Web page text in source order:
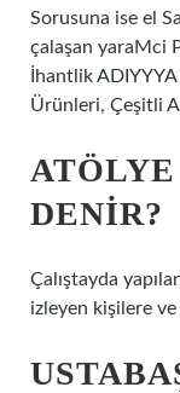
Sorusuna ise el
çalaşan yaraMci
İhantlik
Ürünleri, Çeşitli
DENIR?
Çalıştayda
izleyen kişilere